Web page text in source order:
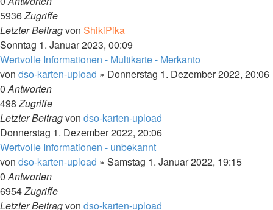
5936Zugriffe
Letzter Beitragvon ShikiPika
Sonntag 1. Januar 2023, 00:09
Wertvolle Informationen - Multikarte - Merkanto
von dso-karten-upload » Donnerstag 1. Dezember 2022, 20:06
0Antworten
498Zugriffe
Letzter Beitragvon dso-karten-upload
Donnerstag 1. Dezember 2022, 20:06
Wertvolle Informationen - unbekannt
von dso-karten-upload » Samstag 1. Januar 2022, 19:15
0Antworten
6954Zugriffe
Letzter Beitragvon dso-karten-upload